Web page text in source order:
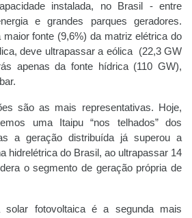
instalada, no Brasil - entre
e grandes parques geradores.
fonte (9,6%) da matriz elétrica do
deve ultrapassar a eólica (22,3 GW
apenas da fonte hídrica (110 GW),
são as mais representativas. Hoje,
uma Itaipu “nos telhados” dos
a geração distribuída já superou a
hidrelétrica do Brasil, ao ultrapassar 14
o segmento de geração própria de
solar fotovoltaica é a segunda mais